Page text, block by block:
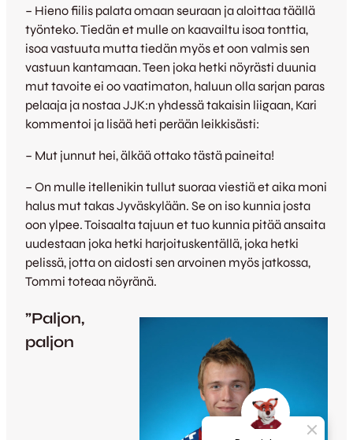
– Hieno fiilis palata omaan seuraan ja aloittaa täällä
työnteko. Tiedän et mulle on kaavailtu isoa tonttia,
isoa vastuuta mutta tiedän myös et oon valmis sen
vastuun kantamaan. Teen joka hetki nöyrästi duunia
mut tavoite ei oo vaatimaton, haluun olla sarjan paras
pelaaja ja nostaa JJK:n yhdessä takaisin liigaan, Kari
kommentoi ja lisää heti perään leikkisästi:
– Mut junnut hei, älkää ottako tästä paineita!
– On mulle itellenikin tullut suoraa viestiä et aika moni
halus mut takas Jyväskylään. Se on iso kunnia josta
oon ylpee. Toisaalta tajuun et tuo kunnia pitää ansaita
uudestaan joka hetki harjoituskentällä, joka hetki
pelissä, jotta on aidosti sen arvoinen myös jatkossa,
Tommi toteaa nöyränä.
”Paljon,
paljon